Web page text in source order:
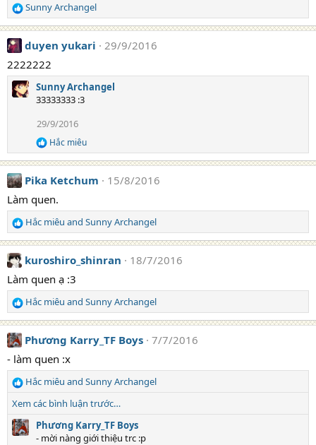
R
e
a
c
t
i
o
n
Sunny Archangel
duyen yukari
29/9/2016
2222222
Sunny Archangel
33333333 :3
29/9/2016
R
e
a
c
i
o
n
s
:
Hắc miêu
Pika Ketchum
15/8/2016
Làm quen.
R
e
a
c
t
i
o
n
s
:
Hắc miêu and Sunny Archangel
kuroshiro_shinran
18/7/2016
Làm quen ạ :3
R
e
a
c
t
i
o
s
:
Hắc miêu and Sunny Archangel
Phương Karry_TF Boys 7/7/2016
- làm quen :x
R
e
c
t
Hắc miêu and Sunny Archangel
Xem các bình luận trước…
Phương Karry_TF Boys
- mời nàng giới thiệu trc :p